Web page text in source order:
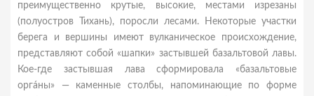
преимущественно крутые, высокие, местами изрезаны
(полуостров Тихань), поросли лесами. Некоторые участки
берега и вершины имеют вулканическое происхождение,
представляют собой «шапки» застывшей базальтовой лавы.
Кое-где застывшая лава сформировала «базальтовые
оргáны» — каменные столбы, напоминающие по форме